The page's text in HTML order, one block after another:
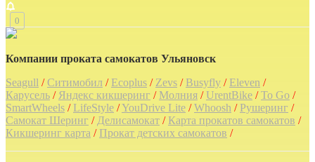
0
Компании проката самокатов Ульяновск
Seagull /Ситимобил / Ecoplus / Zevs / Busyfly / Eleven /
Карусель / Яндекс кикшеринг / Молния / UrentBike /To Go /
SmartWheels / LifeStyle /YouDrive Lite /Whoosh / Рушеринг /
Самокат Шеринг / Делисамокат / Карта прокатов самокатов /
Кикшеринг карта / Прокат детских самокатов /